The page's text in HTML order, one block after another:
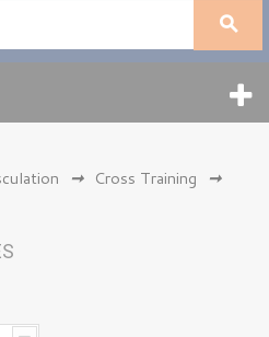
➞ Cross Training
➞